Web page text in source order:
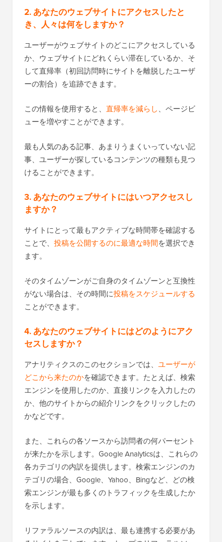
2. あなたのウェブサイトにアクセスしたと
き、人々は何をしますか？
ユーザーがウェブサイトのどこにアクセスしている
か、ウェブサイトにどれくらい滞在しているか、そ
して直帰率（初回訪問時にサイトを離脱したユーザ
ーの割合）を追跡できます。
この情報を使用すると、 直帰率を減らし、ページビ
ューを増やすことができます。
最も人気のある記事、あまりうまくいっていない記
事、ユーザーが探しているコンテンツの種類も見つ
けることができます。
3. あなたのウェブサイトにはいつアクセスし
ますか？
サイトにとって最もアクティブな時間帯を確認する
ことで、 投稿を公開するのに最適な時間を選択でき
ます。
そのタイムゾーンがご自身のタイムゾーンと互換性
がない場合は、その時間に投稿をスケジュールする
ことができます。
4. あなたのウェブサイトにはどのようにアク
セスしますか？
アナリティクスのこのセクションでは、 ユーザーが
どこから来たのかを確認できます。たとえば、検索
エンジンを使用したのか、直接リンクを入力したの
か、他のサイトからの紹介リンクをクリックしたの
かなどです。
また、これらの各ソースから訪問者の何パーセント
が来たかを示します。Google Analyticsは、これらの
各カテゴリの内訳を提供します。検索エンジンのカ
テゴリの場合、Google、Yahoo、Bingなど、どの検
索エンジンが最も多くのトラフィックを生成したか
を示します。
リファラルソースの内訳は、最も連携する必要があ